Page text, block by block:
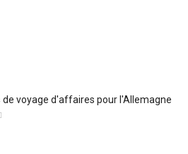
de voyage d'affaires pour l'Allemagne